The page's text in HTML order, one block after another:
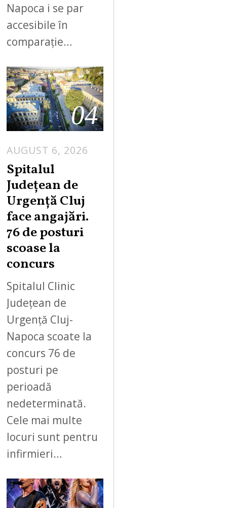
Napoca i se par
accesibile în
comparație…
04
AUGUST 6, 2026
Spitalul
Județean de
Urgență Cluj
face angajări.
76 de posturi
scoase la
concurs
Spitalul Clinic
Județean de
Urgență Cluj-
Napoca scoate la
concurs 76 de
posturi pe
perioadă
nedeterminată.
Cele mai multe
locuri sunt pentru
infirmieri…